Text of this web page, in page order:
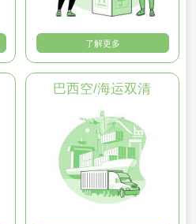
了解更多
巴西空/海运双清